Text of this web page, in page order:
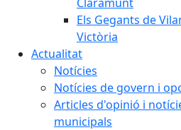
Els Gegants de
Victòria
Actualitat
Notícies
Notícies de govern i
Articles d'opinió i
municipals